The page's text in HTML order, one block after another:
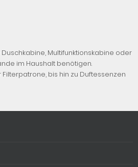
Multifunktionskabine oder
im Haushalt benötigen.
bis hin zu Duftessenzen